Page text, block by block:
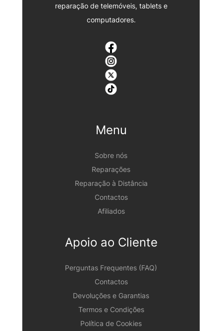
reparação de telemóveis, tablets e
computadores.
Menu
Sobre nós
Reparações
Reparação à Distância
Contactos
Afiliados
Apoio ao Cliente
Perguntas Frequentes (FAQ)
Contactos
Devoluções e Garantias
Termos e Condições
Política de Cookies